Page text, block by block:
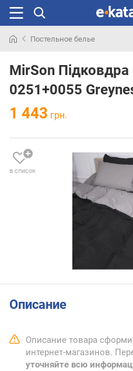
раньше
Постельное белье
MirSon
0251+0055
1 443 грн.
в список
Описание
Описание товара
интернет-магазинов.
уточняйте всю